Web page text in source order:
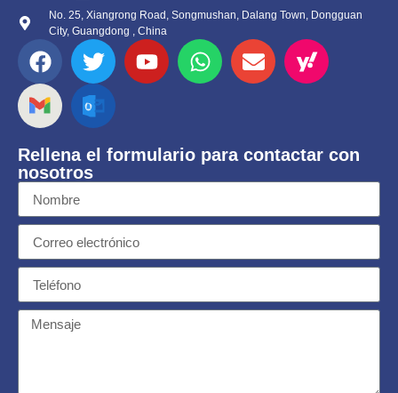
No. 25, Xiangrong Road, Songmushan, Dalang Town, Dongguan
City, Guangdong , China
Rellena el formulario para contactar con
nosotros